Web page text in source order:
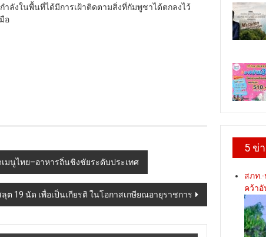
ลังในพื้นที่ได้มีการเฝ้าติดตามสิ่งที่กัมพูชาได้ตกลงไว้
อ
มนูไทย–อาหารถิ่นชิงชัยระดับประเทศ
ต 19 นัด เพื่อเป็นเกียรติ ในโอกาสเกษียณอายุราชการ
5 ข่
สภท
คว้าอั